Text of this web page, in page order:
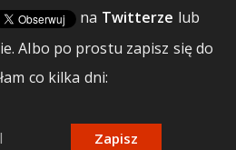
na Twitterze lub
Albo po prostu zapisz się do
co kilka dni:
Zapisz